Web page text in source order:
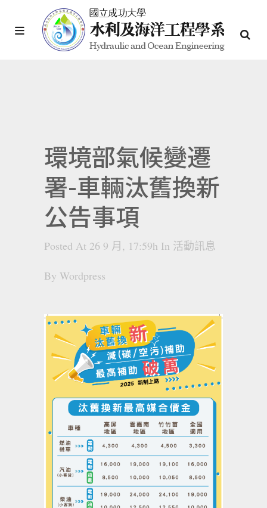
環境部氣候變遷
署-車輛汰舊換新
公告事項
Posted At 26 9 月, 17:59h In 活動訊息
By Wordpress